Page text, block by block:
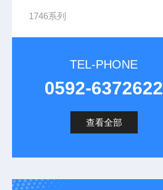
1746系列
TEL-PHONE
0592-6372622
查看全部